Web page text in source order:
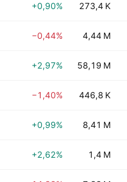
+0,90% 273,4 K
−0,44% 4,44 M
+2,97% 58,19 M
−1,40% 446,8 K
+0,99% 8,41 M
+2,62% 1,4 M